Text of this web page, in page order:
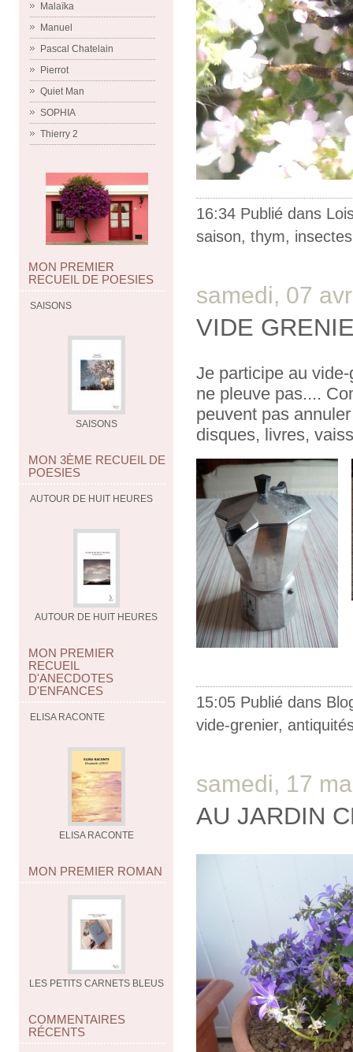
Malaïka
Manuel
Pascal Chatelain
Pierrot
Quiet Man
SOPHIA
Thierry 2
MON PREMIER
RECUEIL DE POESIES
SAISONS
SAISONS
MON 3ÈME RECUEIL DE
POESIES
AUTOUR DE HUIT HEURES
AUTOUR DE HUIT HEURES
MON PREMIER
RECUEIL
D'ANECDOTES
D'ENFANCES
ELISA RACONTE
ELISA RACONTE
MON PREMIER ROMAN
LES PETITS CARNETS BLEUS
COMMENTAIRES
RÉCENTS
16:34 Publié dans
saison, thym, insectes
samedi, 07
VIDE
Je participe au
ne pleuve pas....
peuvent pas
disques, livres,
15:05 Publié dans
vide-grenier,
samedi, 17
AU JARDIN